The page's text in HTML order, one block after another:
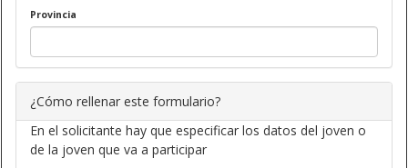
Provincia
¿Cómo rellenar este formulario?
En el solicitante hay que especificar los datos del joven o
de la joven que va a participar